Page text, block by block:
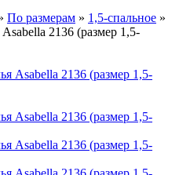
По размерам » 1,5-спальное »
2136 (размер 1,5-